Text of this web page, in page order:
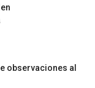
observaciones al